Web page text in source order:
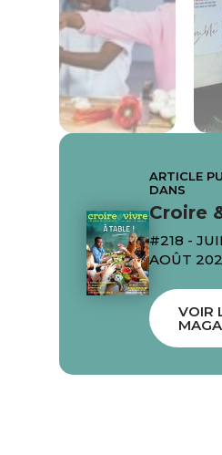
ARTICLE
DANS
Croire
#218 -
AOÛT
VOIR